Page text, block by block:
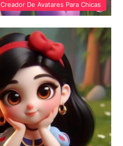
Creador De Avatares Para Chicas